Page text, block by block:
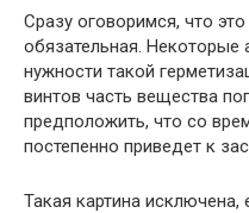
Сразу оговоримся, что
обязательная.
нужности такой
винтов часть вещества
предположить, что со
постепенно приведет к
Такая картина